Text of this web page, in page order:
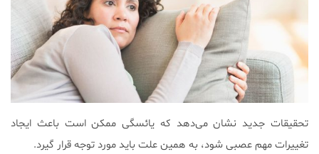
تحقیقات جدید نشان می‌دهد که يائسگی ممکن است باعث ایجاد
تغییرات مهم عصبی شود، به همین علت باید مورد توجه قرار گیرد.